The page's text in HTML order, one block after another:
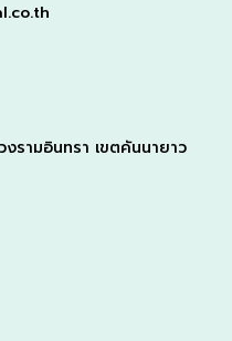
รามอินทรา เขตคันนายาว